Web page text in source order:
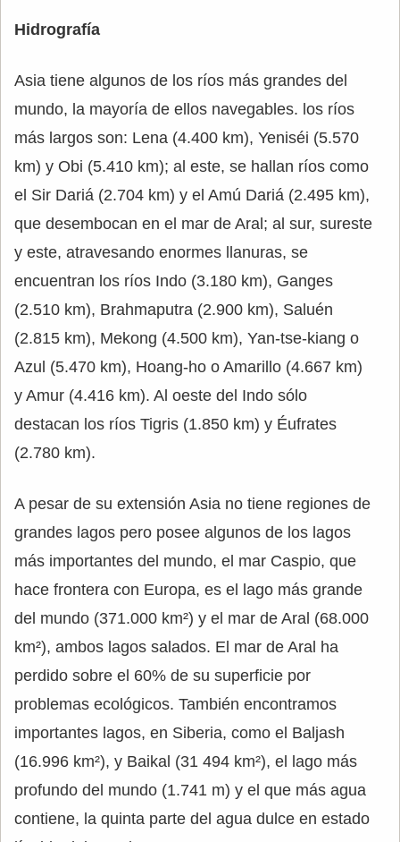
Hidrografía
Asia tiene algunos de los ríos más grandes del
mundo, la mayoría de ellos navegables. los ríos
más largos son: Lena (4.400 km), Yeniséi (5.570
km) y Obi (5.410 km); al este, se hallan ríos como
el Sir Dariá (2.704 km) y el Amú Dariá (2.495 km),
que desembocan en el mar de Aral; al sur, sureste
y este, atravesando enormes llanuras, se
encuentran los ríos Indo (3.180 km), Ganges
(2.510 km), Brahmaputra (2.900 km), Saluén
(2.815 km), Mekong (4.500 km), Yan-tse-kiang o
Azul (5.470 km), Hoang-ho o Amarillo (4.667 km)
y Amur (4.416 km). Al oeste del Indo sólo
destacan los ríos Tigris (1.850 km) y Éufrates
(2.780 km).
A pesar de su extensión Asia no tiene regiones de
grandes lagos pero posee algunos de los lagos
más importantes del mundo, el mar Caspio, que
hace frontera con Europa, es el lago más grande
del mundo (371.000 km²) y el mar de Aral (68.000
km²), ambos lagos salados. El mar de Aral ha
perdido sobre el 60% de su superficie por
problemas ecológicos. También encontramos
importantes lagos, en Siberia, como el Baljash
(16.996 km²), y Baikal (31 494 km²), el lago más
profundo del mundo (1.741 m) y el que más agua
contiene, la quinta parte del agua dulce en estado